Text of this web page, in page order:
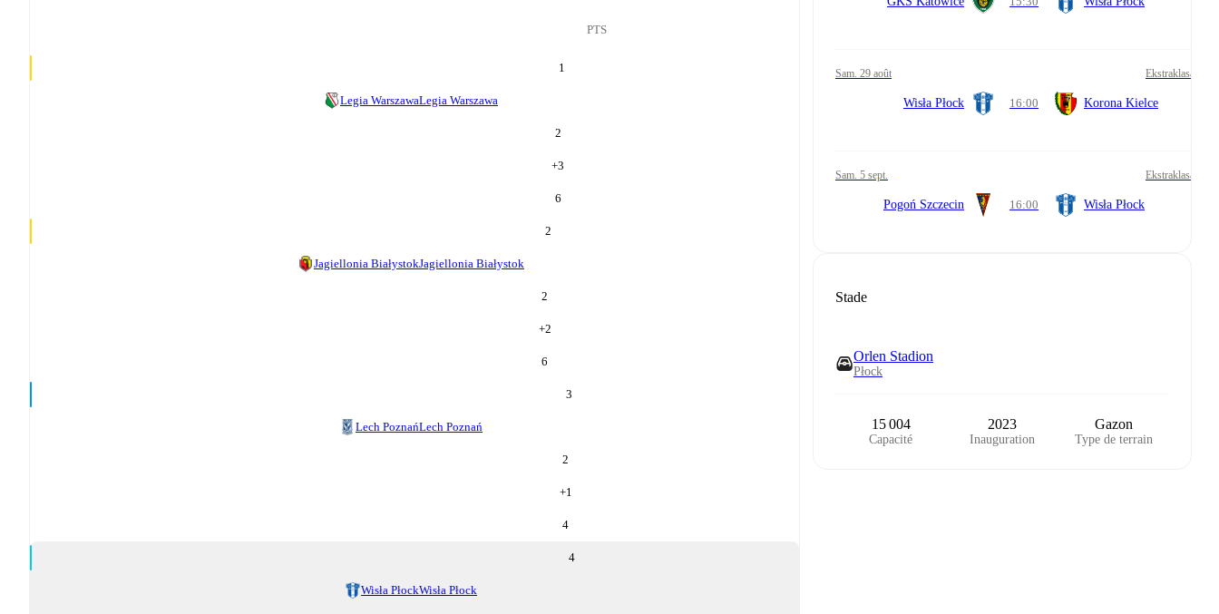
PTS
1
Legia WarszawaLegia Warszawa
2
+3
6
2
Jagiellonia BiałystokJagiellonia Białystok
2
+2
6
3
Lech PoznańLech Poznań
2
+1
4
4
Wisła PłockWisła Płock
sam. 29 août Ekstraklasa
Wisła Płock 16:00 Korona Kielce
sam. 5 sept. Ekstraklasa
Pogoń Szczecin 16:00 Wisła Płock
Stade
Orlen Stadion
Płock
15 004
Capacité
2023
Inauguration
Gazon
Type de terrain